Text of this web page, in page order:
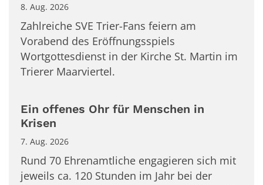
8. Aug. 2026
Zahlreiche SVE Trier-Fans feiern am
Vorabend des Eröffnungsspiels
Wortgottesdienst in der Kirche St. Martin im
Trierer Maarviertel.
Ein offenes Ohr für Menschen in
Krisen
7. Aug. 2026
Rund 70 Ehrenamtliche engagieren sich mit
jeweils ca. 120 Stunden im Jahr bei der